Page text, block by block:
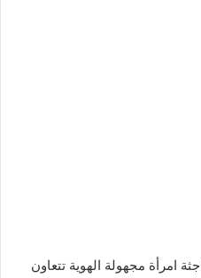
حملة دولية للتعرف على هوية 22 جثة امرأة مجهولة الهوية تتعاون